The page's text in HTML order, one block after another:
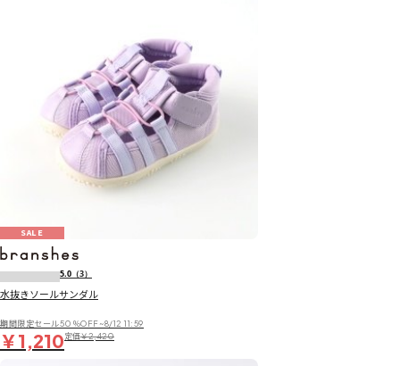
SALE
5.0 （3）
水抜きソールサンダル
期間限定セール50％OFF~8/12 11:59
￥1,210定価￥2,420